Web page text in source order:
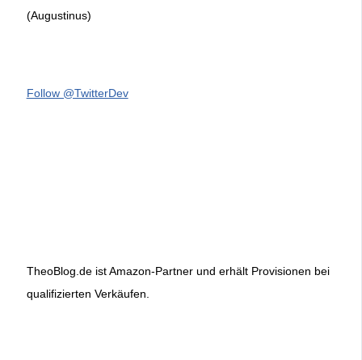
(Augustinus)
Follow @TwitterDev
TheoBlog.de ist Amazon-Partner und erhält Provisionen bei
qualifizierten Verkäufen.